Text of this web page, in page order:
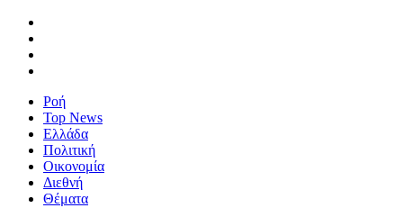
Ροή
Top News
Ελλάδα
Πολιτική
Οικονομία
Διεθνή
Θέματα